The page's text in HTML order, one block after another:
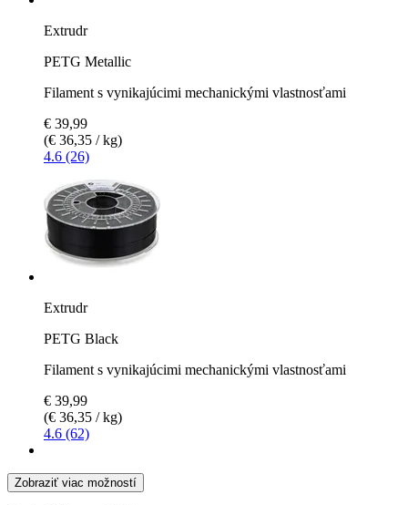
Extrudr
PETG Metallic
Filament s vynikajúcimi mechanickými vlastnosťami
€ 39,99
(€ 36,35 / kg)
4.6 (26)
Extrudr
PETG Black
Filament s vynikajúcimi mechanickými vlastnosťami
€ 39,99
(€ 36,35 / kg)
4.6 (62)
Zobraziť viac možností